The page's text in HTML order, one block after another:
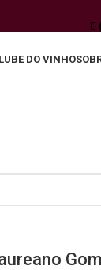
DO VINHO